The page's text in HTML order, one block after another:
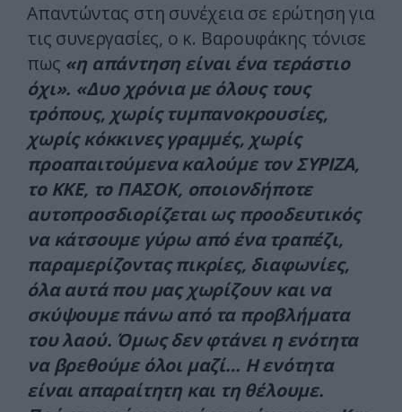
Απαντώντας στη συνέχεια σε ερώτηση για
τις συνεργασίες, ο κ. Βαρουφάκης τόνισε
πως «η απάντηση είναι ένα τεράστιο
όχι». «Δυο χρόνια με όλους τους
τρόπους, χωρίς τυμπανοκρουσίες,
χωρίς κόκκινες γραμμές, χωρίς
προαπαιτούμενα καλούμε τον ΣΥΡΙΖΑ,
το ΚΚΕ, το ΠΑΣΟΚ, οποιονδήποτε
αυτοπροσδιορίζεται ως προοδευτικός
να κάτσουμε γύρω από ένα τραπέζι,
παραμερίζοντας πικρίες, διαφωνίες,
όλα αυτά που μας χωρίζουν και να
σκύψουμε πάνω από τα προβλήματα
του λαού. Όμως δεν φτάνει η ενότητα
να βρεθούμε όλοι μαζί… Η ενότητα
είναι απαραίτητη και τη θέλουμε.